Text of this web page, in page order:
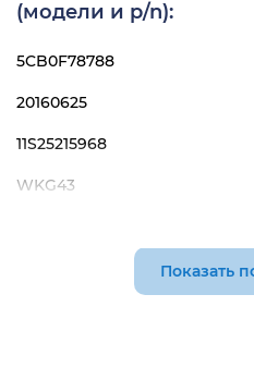
(модели и p/n):
5CB0F78788
20160625
11S25215968
WKG43
Показать